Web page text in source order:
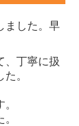
ました。早
、丁寧に扱
。